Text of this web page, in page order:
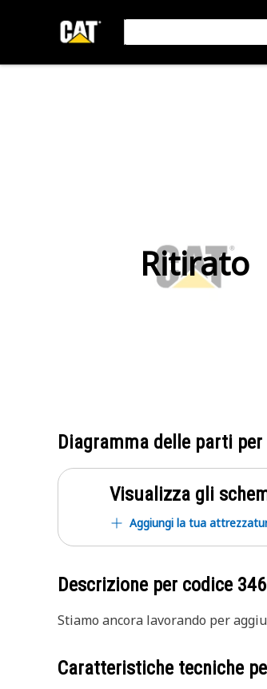
Ritirato
Diagramma delle parti per
Visualizza gli
Aggiungi la tua
Descrizione per codice
Stiamo ancora lavorando per
Caratteristiche tecniche